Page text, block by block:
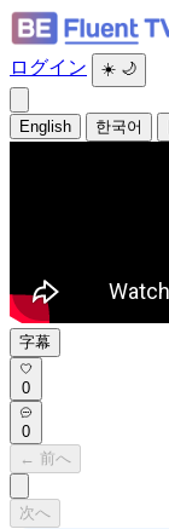
ログイン
☀️ 🌙
English 한국어
字幕
0
0
← 前へ
次へ